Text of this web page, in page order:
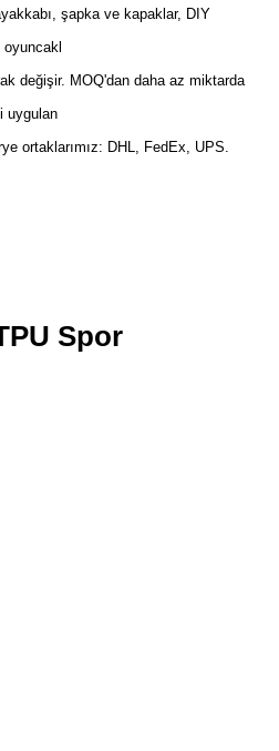
şapka ve kapaklar, DIY
değişir. MOQ'dan daha az miktarda
uygulan
ortaklarımız: DHL, FedEx, UPS.
Spor